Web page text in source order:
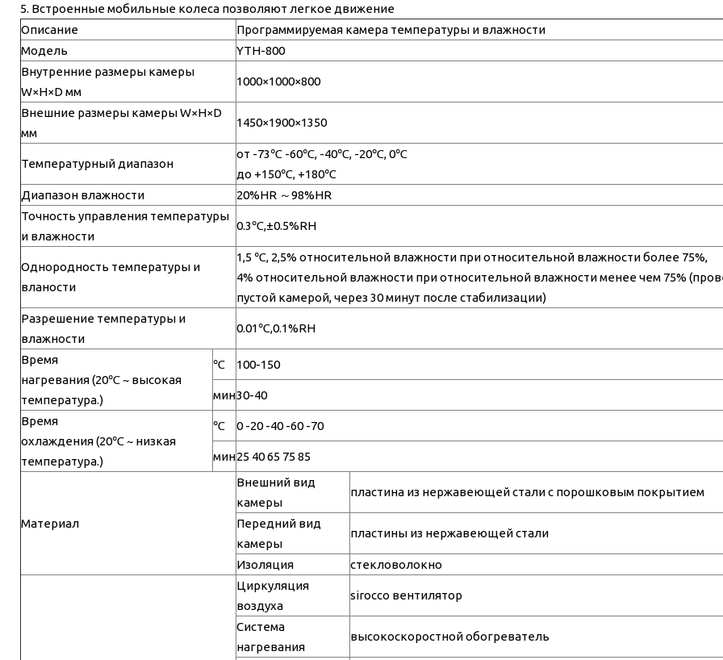
5. Встроенные мобильные колеса позволяют легкое движение
Описание
Программируемая камера температуры и влажности
Модель
YTH-800
Внутренние размеры камеры
W×H×D мм
1000×1000×800
Внешние размеры камеры W×H×D
мм
1450×1900×1350
Температурный диапазон
от -73℃ -60℃, -40℃, -20℃, 0℃
до +150℃, +180℃
Диапазон влажности
20%HR ～98%HR
Точность управления температуры
и влажности
0.3℃,±0.5%RH
Однородность температуры и
вланости
1,5 ℃, 2,5% относительной влажности при относительной влажности более 75%,
4% относительной влажности при относительной влажности менее чем 75%
пустой камерой, через 30 минут после стабилизации)
Разрешение температуры и
влажности
0.01℃,0.1%RH
Время
нагревания (20℃ ~ высокая
температура.)
℃ 100-150
мин30-40
Время
охлаждения (20℃ ~ низкая
температура.)
℃ 0 -20 -40 -60 -70
мин25 40 65 75 85
Материал
Внешний вид
камеры
пластина из нержавеющей стали с порошковым покрытием
Передний вид
камеры
пластины из нержавеющей стали
Изоляция стекловолокно
Циркуляция
воздуха
sirocco вентилятор
Система
нагревания
высокоскоростной обогреватель